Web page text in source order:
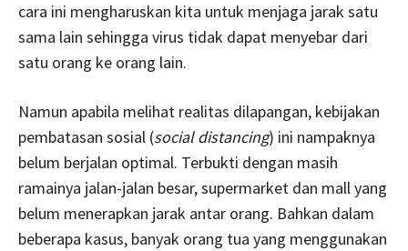
cara ini mengharuskan kita untuk menjaga jarak satu
sama lain sehingga virus tidak dapat menyebar dari
satu orang ke orang lain.
Namun apabila melihat realitas dilapangan, kebijakan
pembatasan sosial (social distancing) ini nampaknya
belum berjalan optimal. Terbukti dengan masih
ramainya jalan-jalan besar, supermarket dan mall yang
belum menerapkan jarak antar orang. Bahkan dalam
beberapa kasus, banyak orang tua yang menggunakan